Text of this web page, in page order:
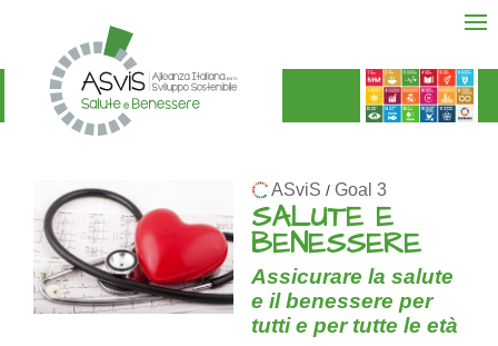
ASviS / Goal 3
SALUTE E
BENESSERE
Assicurare la salute
e il benessere per
tutti e per tutte le età